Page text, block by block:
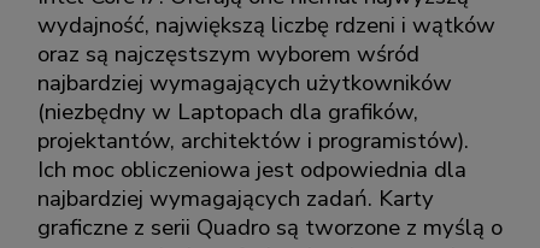
wydajność, największą liczbę rdzeni i wątków
oraz są najczęstszym wyborem wśród
najbardziej wymagających użytkowników
(niezbędny w Laptopach dla grafików,
projektantów, architektów i programistów).
Ich moc obliczeniowa jest odpowiednia dla
najbardziej wymagających zadań. Karty
graficzne z serii Quadro są tworzone z myślą o